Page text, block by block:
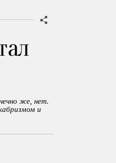
же, нет.
и